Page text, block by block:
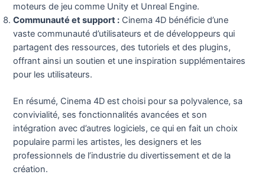
moteurs de jeu comme Unity et Unreal Engine.
Communauté et support : Cinema 4D bénéficie d’une
vaste communauté d’utilisateurs et de développeurs qui
partagent des ressources, des tutoriels et des plugins,
offrant ainsi un soutien et une inspiration supplémentaires
pour les utilisateurs.
En résumé, Cinema 4D est choisi pour sa polyvalence, sa
convivialité, ses fonctionnalités avancées et son
intégration avec d’autres logiciels, ce qui en fait un choix
populaire parmi les artistes, les designers et les
professionnels de l’industrie du divertissement et de la
création.